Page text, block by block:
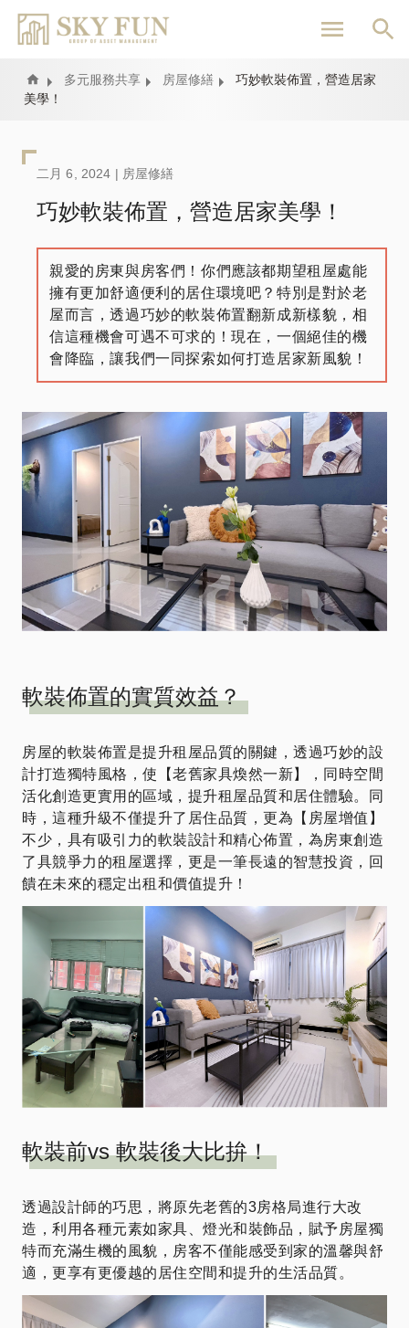
內
Home 多元服務共享 房屋修繕
巧妙軟裝佈置，營造居家
美學！
二月 6, 2024 | 房屋修繕
巧妙軟裝佈置，營造居家美學！
親愛的房東與房客們！你們應該都期望租屋處能
擁有更加舒適便利的居住環境吧？特別是對於老
屋而言，透過巧妙的軟裝佈置翻新成新樣貌，相
信這種機會可遇不可求的！現在，一個絕佳的機
會降臨，讓我們一同探索如何打造居家新風貌！
軟裝佈置的實質效益？
房屋的軟裝佈置是提升租屋品質的關鍵，透過巧妙的設
計打造獨特風格，使【老舊家具煥然一新】，同時空間
活化創造更實用的區域，提升租屋品質和居住體驗。同
時，這種升級不僅提升了居住品質，更為【房屋增值】
不少，具有吸引力的軟裝設計和精心佈置，為房東創造
了具競爭力的租屋選擇，更是一筆長遠的智慧投資，回
饋在未來的穩定出租和價值提升！
軟裝前vs 軟裝後大比拚！
透過設計師的巧思，將原先老舊的3房格局進行大改
造，利用各種元素如家具、燈光和裝飾品，賦予房屋獨
特而充滿生機的風貌，房客不僅能感受到家的溫馨與舒
適，更享有更優越的居住空間和提升的生活品質。